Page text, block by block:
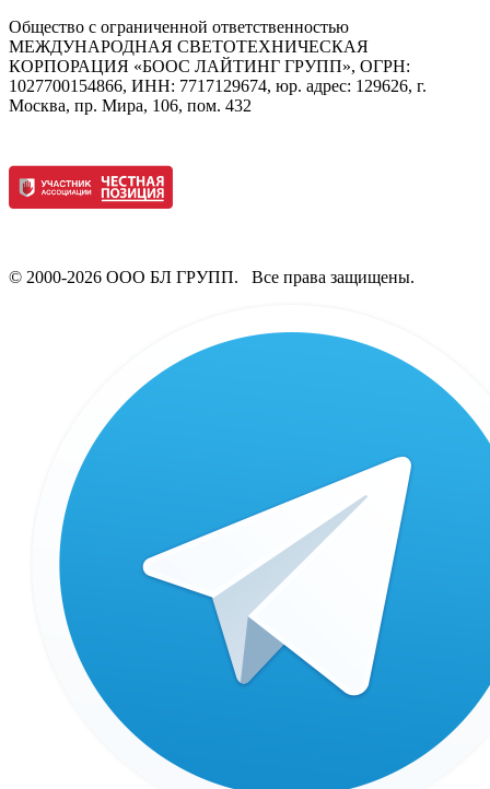
Общество с ограниченной ответственностью
МЕЖДУНАРОДНАЯ СВЕТОТЕХНИЧЕСКАЯ
КОРПОРАЦИЯ «БООС ЛАЙТИНГ ГРУПП», ОГРН:
1027700154866, ИНН: 7717129674, юр. адрес: 129626, г.
Москва, пр. Мира, 106, пом. 432
© 2000-2026 ООО БЛ ГРУПП. Все права защищены.